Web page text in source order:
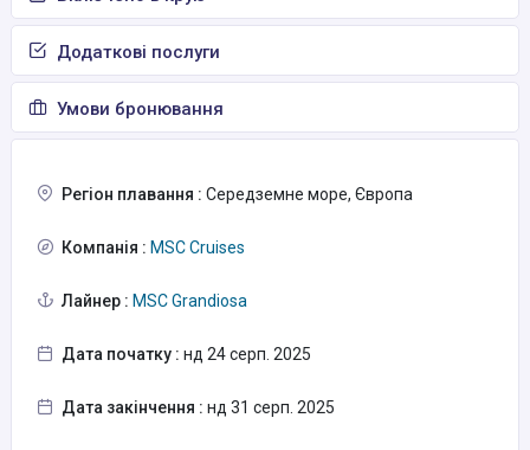
Додаткові послуги
Умови бронювання
Регіон плавання : Середземне море, Європа
Компанія : MSC Cruises
Лайнер : MSC Grandiosa
Дата початку : нд 24 серп. 2025
Дата закінчення : нд 31 серп. 2025